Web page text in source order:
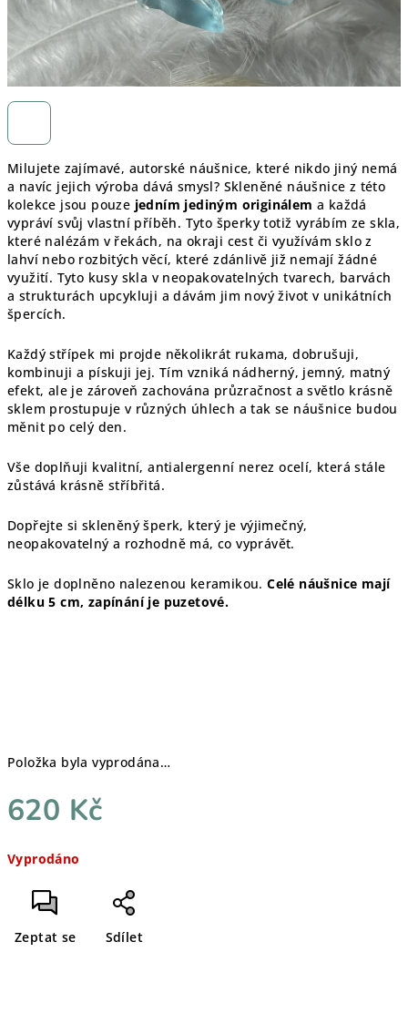
Milujete zajímavé, autorské náušnice, které nikdo jiný nemá
a navíc jejich výroba dává smysl? Skleněné náušnice z této
kolekce jsou pouze jedním jediným originálem a každá
vypráví svůj vlastní příběh. Tyto šperky totiž vyrábím ze skla,
které nalézám v řekách, na okraji cest či využívám sklo z
lahví nebo rozbitých věcí, které zdánlivě již nemají žádné
využití. Tyto kusy skla v neopakovatelných tvarech, barvách
a strukturách upcykluji a dávám jim nový život v unikátních
špercích.
Každý střípek mi projde několikrát rukama, dobrušuji,
kombinuji a pískuji jej. Tím vzniká nádherný, jemný, matný
efekt, ale je zároveň zachována průzračnost a světlo krásně
sklem prostupuje v různých úhlech a tak se náušnice budou
měnit po celý den.
Vše doplňuji kvalitní, antialergenní nerez ocelí, která stále
zůstává krásně stříbřitá.
Dopřejte si skleněný šperk, který je výjimečný,
neopakovatelný a rozhodně má, co vyprávět.
Sklo je doplněno nalezenou keramikou.Celé náušnice mají
délku 5 cm, zapínání je puzetové.
Položka byla vyprodána…
620 Kč
cena:
Vyprodáno
Zeptat se Sdílet